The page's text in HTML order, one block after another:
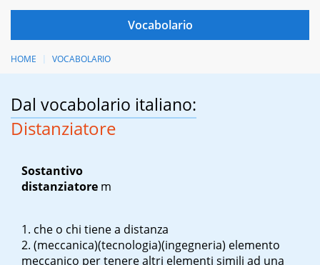
HOME VOCABOLARIO
Dal vocabolario italiano:
Distanziatore
Sostantivo
distanziatore m
che o chi tiene a distanza
(meccanica)(tecnologia)(ingegneria) elemento
meccanico per tenere altri elementi simili ad una